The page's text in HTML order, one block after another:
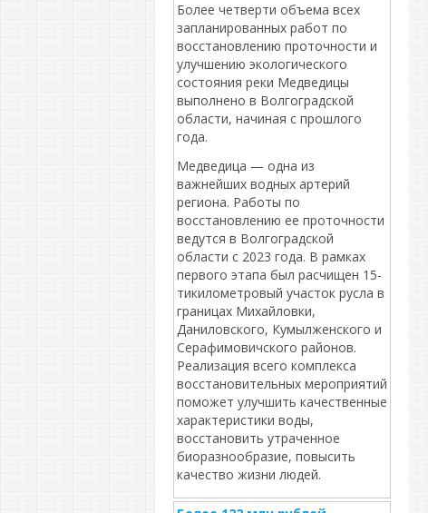
Более четверти объема всех
запланированных работ по
восстановлению проточности и
улучшению экологического
состояния реки Медведицы
выполнено в Волгоградской
области, начиная с прошлого
года.
Медведица — одна из
важнейших водных артерий
региона. Работы по
восстановлению ее проточности
ведутся в Волгоградской
области с 2023 года. В рамках
первого этапа был расчищен 15-
тикилометровый участок русла в
границах Михайловки,
Даниловского, Кумылженского и
Серафимовичского районов.
Реализация всего комплекса
восстановительных мероприятий
поможет улучшить качественные
характеристики воды,
восстановить утраченное
биоразнообразие, повысить
качество жизни людей.